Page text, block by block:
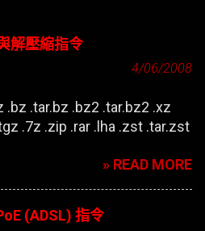
解壓縮指令
4/06/2008
.bz .tar.bz .bz2 .tar.bz2 .xz
.7z .zip .rar .lha .zst .tar.zst
» READ MORE
(ADSL) 指令